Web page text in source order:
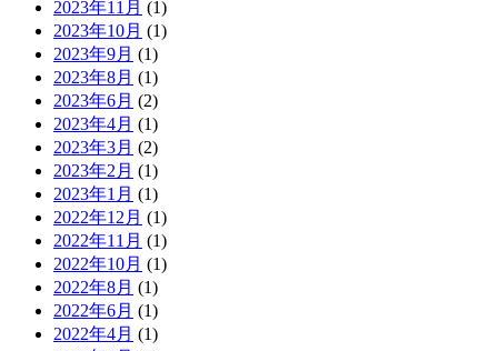
2023年11月 (1)
2023年10月 (1)
2023年9月 (1)
2023年8月 (1)
2023年6月 (2)
2023年4月 (1)
2023年3月 (2)
2023年2月 (1)
2023年1月 (1)
2022年12月 (1)
2022年11月 (1)
2022年10月 (1)
2022年8月 (1)
2022年6月 (1)
2022年4月 (1)